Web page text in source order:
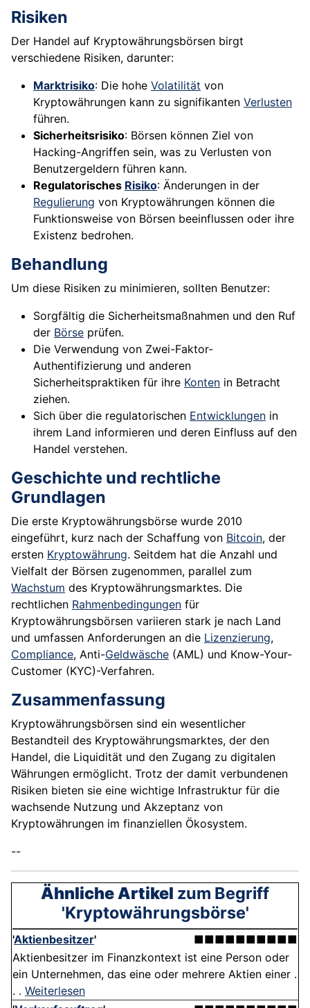
Risiken
Der Handel auf Kryptowährungsbörsen birgt
verschiedene Risiken, darunter:
Marktrisiko: Die hohe Volatilität von
Kryptowährungen kann zu signifikanten Verlusten
führen.
Sicherheitsrisiko: Börsen können Ziel von
Hacking-Angriffen sein, was zu Verlusten von
Benutzergeldern führen kann.
Regulatorisches Risiko: Änderungen in der
Regulierung von Kryptowährungen können die
Funktionsweise von Börsen beeinflussen oder ihre
Existenz bedrohen.
Behandlung
Um diese Risiken zu minimieren, sollten Benutzer:
Sorgfältig die Sicherheitsmaßnahmen und den Ruf
der Börse prüfen.
Die Verwendung von Zwei-Faktor-
Authentifizierung und anderen
Sicherheitspraktiken für ihre Konten in Betracht
ziehen.
Sich über die regulatorischen Entwicklungen in
ihrem Land informieren und deren Einfluss auf den
Handel verstehen.
Geschichte und rechtliche
Grundlagen
Die erste Kryptowährungsbörse wurde 2010
eingeführt, kurz nach der Schaffung von Bitcoin, der
ersten Kryptowährung. Seitdem hat die Anzahl und
Vielfalt der Börsen zugenommen, parallel zum
Wachstum des Kryptowährungsmarktes. Die
rechtlichen Rahmenbedingungen für
Kryptowährungsbörsen variieren stark je nach Land
und umfassen Anforderungen an die Lizenzierung,
Compliance, Anti-Geldwäsche (AML) und Know-Your-
Customer (KYC)-Verfahren.
Zusammenfassung
Kryptowährungsbörsen sind ein wesentlicher
Bestandteil des Kryptowährungsmarktes, der den
Handel, die Liquidität und den Zugang zu digitalen
Währungen ermöglicht. Trotz der damit verbundenen
Risiken bieten sie eine wichtige Infrastruktur für die
wachsende Nutzung und Akzeptanz von
Kryptowährungen im finanziellen Ökosystem.
--
Ähnliche Artikel zum Begriff
'Kryptowährungsbörse'
'Aktienbesitzer'
■■■■■■■■■■
Aktienbesitzer im Finanzkontext ist eine Person oder
ein Unternehmen, das eine oder mehrere Aktien einer .
. . Weiterlesen